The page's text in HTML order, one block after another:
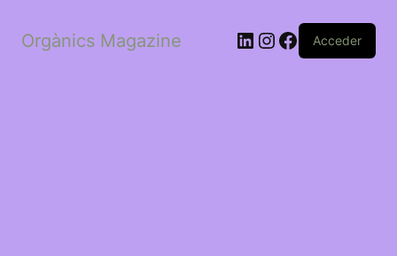
Orgànics Magazine LinkedIn
Instagram
Facebook
Acceder